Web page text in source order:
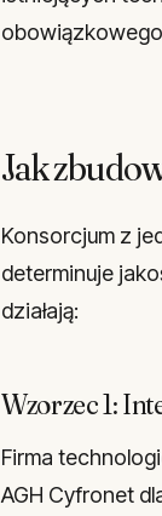
Jak
Konsorcjum z
determinuje
działają:
Wzorzec 1:
Firma
AGH Cyfronet